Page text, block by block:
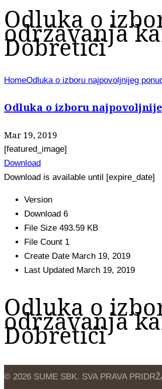
Odluka o
održavanja
Dobretići
HomeOdluka o izboru najpovoljnijeg
Odluka o izboru
Mar 19, 2019
[featured_image]
Download
Download is available until [expire_date]
Version
Download 6
File Size 493.59 KB
File Count 1
Create Date March 19, 2019
Last Updated March 19, 2019
Odluka o
održavanja
Dobretići
© 2026 SUME SBK. SVA PRAVA